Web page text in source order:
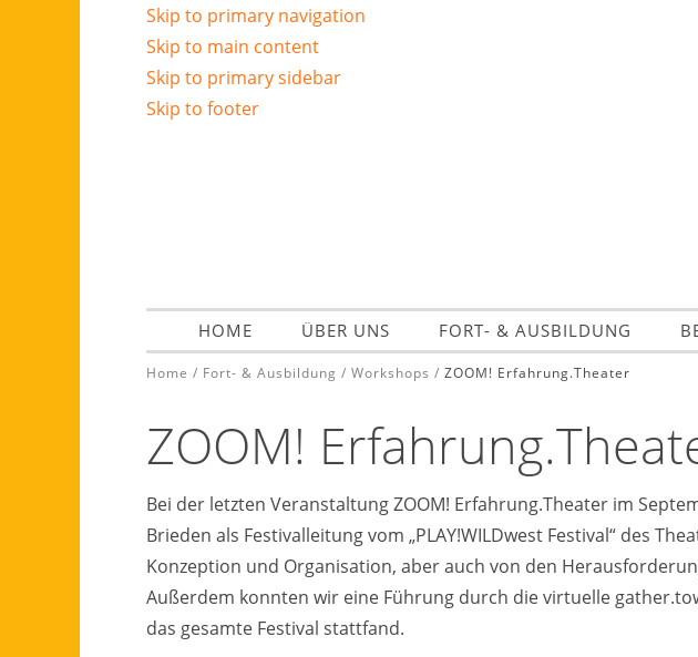
Skip to primary navigation
Skip to main content
Skip to primary sidebar
Skip to footer
HOME ÜBER UNS FORT- & AUSBILDUNG
Home / Fort- & Ausbildung / Workshops / ZOOM! Erfahrung.Theater
ZOOM!
Bei der letzten Veranstaltung ZOOM! Erfahrung.Theater im
Brieden als Festivalleitung vom „PLAY!WILDwest Festival“ des
Konzeption und Organisation, aber auch von den
Außerdem konnten wir eine Führung durch die virtuelle
das gesamte Festival stattfand.